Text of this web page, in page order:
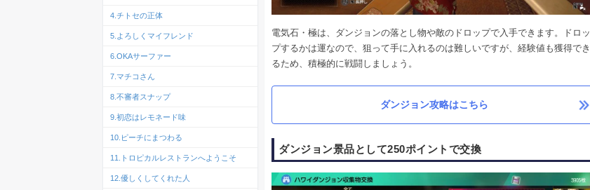
電気石・極は、ダンジョンの落とし物や敵のドロップで入手できます。ドロッ
プするかは運なので、狙って手に入れるのは難しいですが、経験値も獲得でき
るため、積極的に戦闘しましょう。
ダンジョン攻略はこちら
ダンジョン景品として250ポイントで交換
4.チトセの正体
5.よろしくマイフレンド
6.OKAサーファー
7.マチコさん
8.不審者スナップ
9.初恋はレモネード味
10.ピーチにまつわる
11.トロピカルレストランへようこそ
12.優しくしてくれた人